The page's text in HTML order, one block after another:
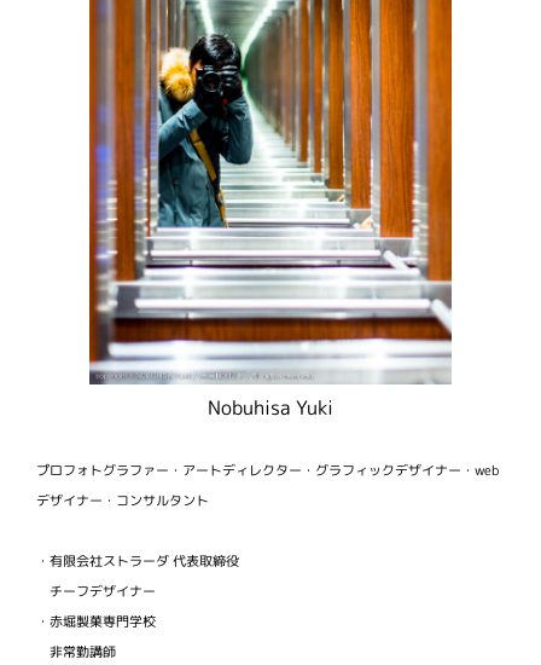
Nobuhisa Yuki
プロフォトグラファー・アートディレクター・グラフィックデザイナー・web
デザイナー・コンサルタント
・有限会社ストラーダ 代表取締役
チーフデザイナー
・赤堀製菓専門学校
非常勤講師